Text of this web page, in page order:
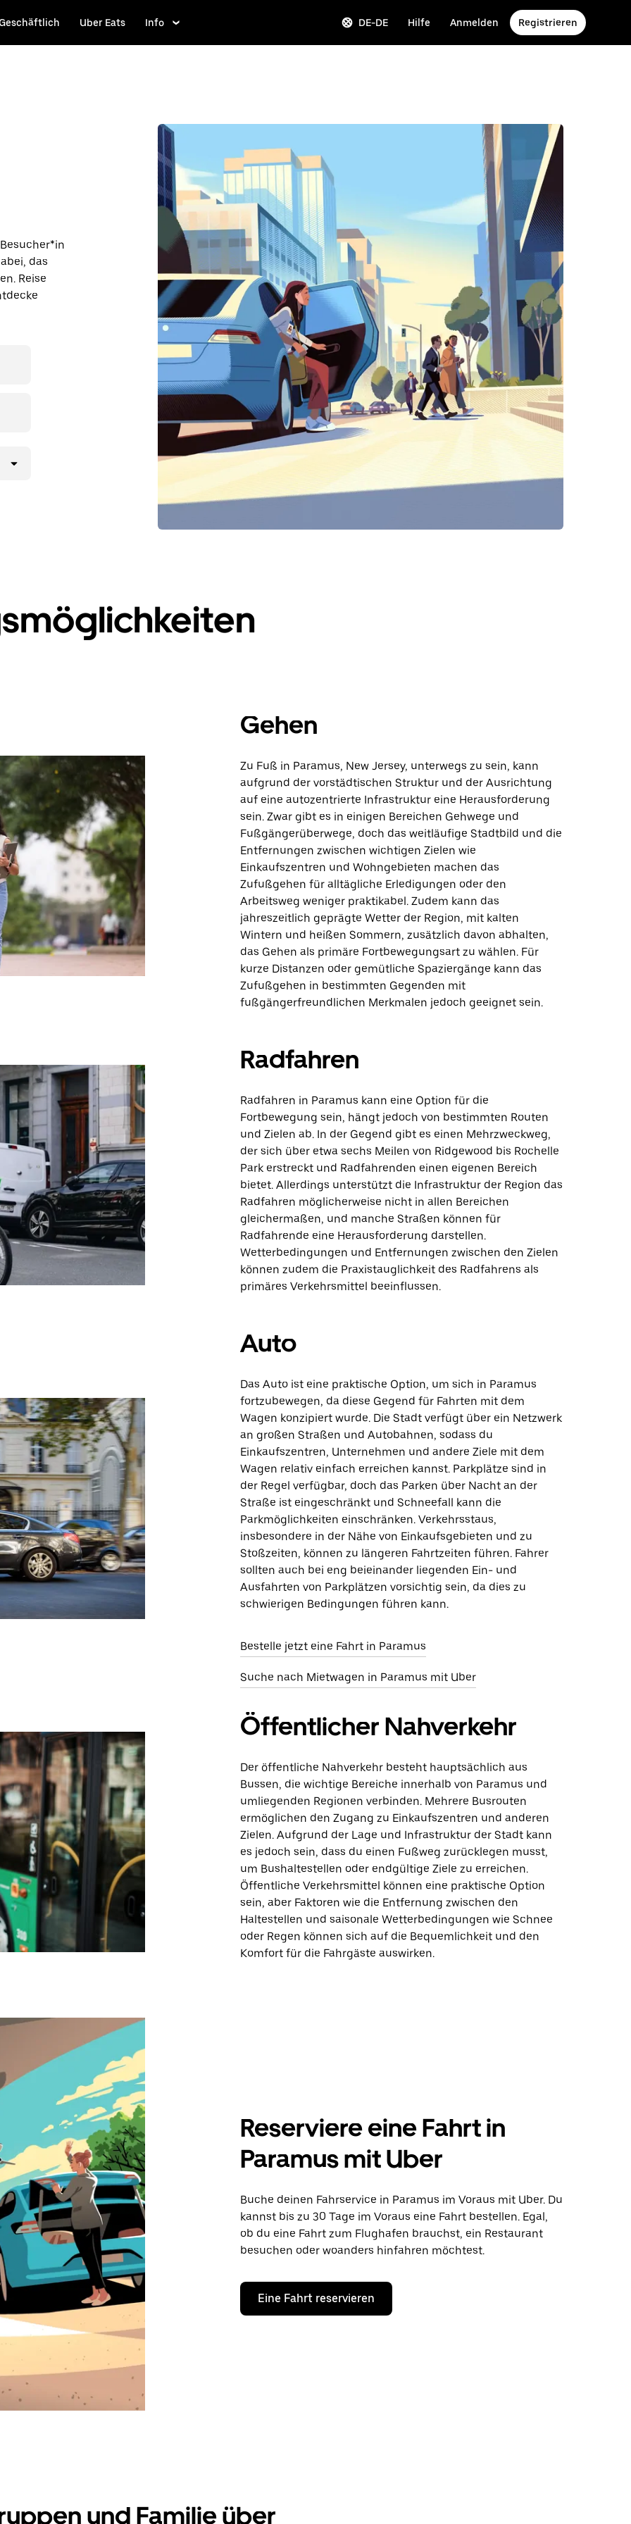
Uber Eats Info DE-DE Hilfe Anmelden Registrieren
das
Reise
Gehen
Zu Fuß in Paramus, New Jersey, unterwegs zu sein, kann
aufgrund der vorstädtischen Struktur und der Ausrichtung
auf eine autozentrierte Infrastruktur eine Herausforderung
sein. Zwar gibt es in einigen Bereichen Gehwege und
Fußgängerüberwege, doch das weitläufige Stadtbild und die
Entfernungen zwischen wichtigen Zielen wie
Einkaufszentren und Wohngebieten machen das
Zufußgehen für alltägliche Erledigungen oder den
Arbeitsweg weniger praktikabel. Zudem kann das
jahreszeitlich geprägte Wetter der Region, mit kalten
Wintern und heißen Sommern, zusätzlich davon abhalten,
das Gehen als primäre Fortbewegungsart zu wählen. Für
kurze Distanzen oder gemütliche Spaziergänge kann das
Zufußgehen in bestimmten Gegenden mit
fußgängerfreundlichen Merkmalen jedoch geeignet sein.
Radfahren
Radfahren in Paramus kann eine Option für die
Fortbewegung sein, hängt jedoch von bestimmten Routen
und Zielen ab. In der Gegend gibt es einen Mehrzweckweg,
der sich über etwa sechs Meilen von Ridgewood bis Rochelle
Park erstreckt und Radfahrenden einen eigenen Bereich
bietet. Allerdings unterstützt die Infrastruktur der Region das
Radfahren möglicherweise nicht in allen Bereichen
gleichermaßen, und manche Straßen können für
Radfahrende eine Herausforderung darstellen.
Wetterbedingungen und Entfernungen zwischen den Zielen
können zudem die Praxistauglichkeit des Radfahrens als
primäres Verkehrsmittel beeinflussen.
Auto
Das Auto ist eine praktische Option, um sich in Paramus
fortzubewegen, da diese Gegend für Fahrten mit dem
Wagen konzipiert wurde. Die Stadt verfügt über ein Netzwerk
an großen Straßen und Autobahnen, sodass du
Einkaufszentren, Unternehmen und andere Ziele mit dem
Wagen relativ einfach erreichen kannst. Parkplätze sind in
der Regel verfügbar, doch das Parken über Nacht an der
Straße ist eingeschränkt und Schneefall kann die
Parkmöglichkeiten einschränken. Verkehrsstaus,
insbesondere in der Nähe von Einkaufsgebieten und zu
Stoßzeiten, können zu längeren Fahrtzeiten führen. Fahrer
sollten auch bei eng beieinander liegenden Ein- und
Ausfahrten von Parkplätzen vorsichtig sein, da dies zu
schwierigen Bedingungen führen kann.
Bestelle jetzt eine Fahrt in Paramus
Suche nach Mietwagen in Paramus mit Uber
Öffentlicher Nahverkehr
Der öffentliche Nahverkehr besteht hauptsächlich aus
Bussen, die wichtige Bereiche innerhalb von Paramus und
umliegenden Regionen verbinden. Mehrere Busrouten
ermöglichen den Zugang zu Einkaufszentren und anderen
Zielen. Aufgrund der Lage und Infrastruktur der Stadt kann
es jedoch sein, dass du einen Fußweg zurücklegen musst,
um Bushaltestellen oder endgültige Ziele zu erreichen.
Öffentliche Verkehrsmittel können eine praktische Option
sein, aber Faktoren wie die Entfernung zwischen den
Haltestellen und saisonale Wetterbedingungen wie Schnee
oder Regen können sich auf die Bequemlichkeit und den
Komfort für die Fahrgäste auswirken.
Reserviere eine Fahrt in
Paramus mit Uber
Buche deinen Fahrservice in Paramus im Voraus mit Uber. Du
kannst bis zu 30 Tage im Voraus eine Fahrt bestellen. Egal,
ob du eine Fahrt zum Flughafen brauchst, ein Restaurant
besuchen oder woanders hinfahren möchtest.
Eine Fahrt reservieren
und Familie über